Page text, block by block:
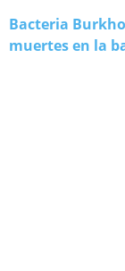
Bacteria
muertes en la